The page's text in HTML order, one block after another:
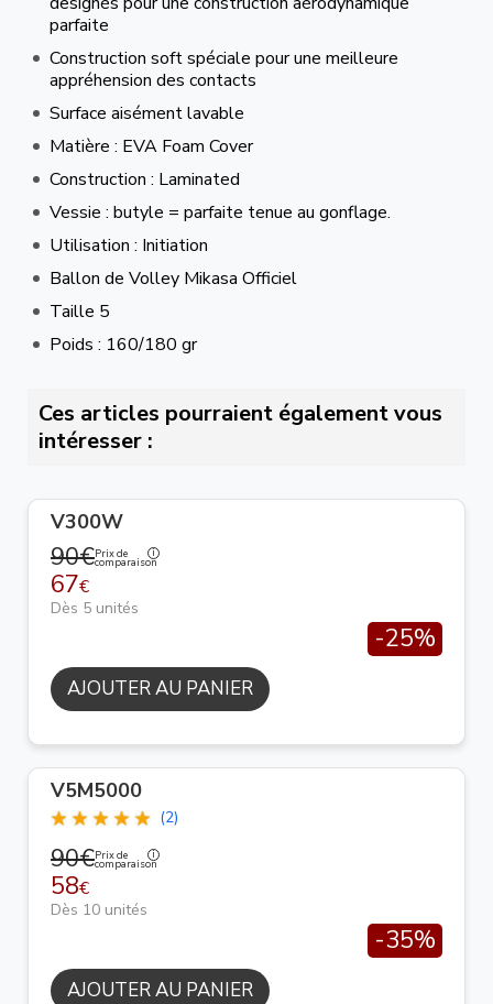
parfaite
Construction soft spéciale pour une meilleure
appréhension des contacts
Surface aisément lavable
Matière : EVA Foam Cover
Construction : Laminated
Vessie : butyle = parfaite tenue au gonflage.
Utilisation : Initiation
Ballon de Volley Mikasa Officiel
Taille 5
Poids : 160/180 gr
Ces articles pourraient également vous
intéresser :
V300W
90€Prix de
comparaison
67€
Dès 5 unités
-25%
AJOUTER AU PANIER
V5M5000
(2)
90€Prix de
comparaison
58€
Dès 10 unités
-35%
AJOUTER AU PANIER